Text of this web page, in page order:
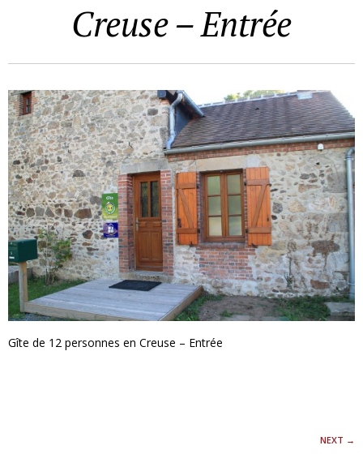
Creuse – Entrée
Gîte de 12 personnes en Creuse – Entrée
NEXT →